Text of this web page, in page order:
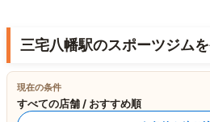
三宅八幡駅のスポーツジム
現在の条件
すべての店舗 / おすすめ順